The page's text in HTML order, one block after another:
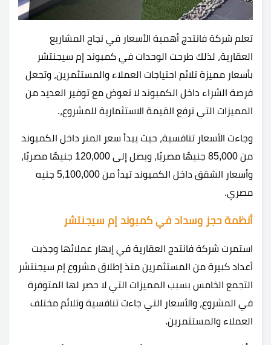
تعلم شركة فانتدج أهمية الأسعار في نجاح المشاريع
العقارية، لذلك طرحت الوحدات في كمبوند إم سيجنتشر
بأسعار مميزة تلائم احتياجات العملاء والمستثمرين، وتجعل
فرصة الشراء داخل الكمبوند لا تعوض مع توفير العديد من
المميزات التي ترفع القيمة الاستثمارية للمشروع،.
وجاءت الأسعار تنافسية، حيث يبدأ سعر المتر داخل الكمبوند
من 85,000 جنيهًا مصريًا، ويصل إلى 120,000 جنيهًا مصريًا،
وأسعار الشقق داخل الكمبوند تبدأ من 5,100,000 جنيه
مصري.
أنظمة حجز وسداد في كمبوند إم سيجنتشر
استمرت شركة فانتدج العقارية في إبهار عملائها وجذبت
أعداد كبيرة من المستثمرين منذ إطلاق مشروع إم سيجنتشر
التجمع الخامس بسبب المميزات التي لا حصر لها المتوفرة
في المشروع، والأسعار التي جاءت تنافسية وتلائم مختلف
العملاء والمستثمرين.